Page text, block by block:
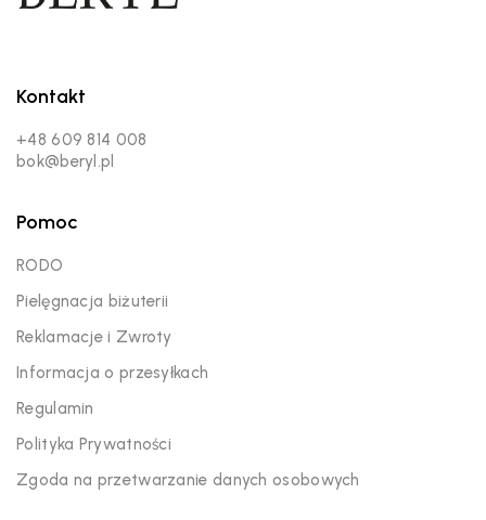
Kontakt
+48 609 814 008
bok@beryl.pl
Pomoc
RODO
Pielęgnacja biżuterii
Reklamacje i Zwroty
Informacja o przesyłkach
Regulamin
Polityka Prywatności
Zgoda na przetwarzanie danych osobowych